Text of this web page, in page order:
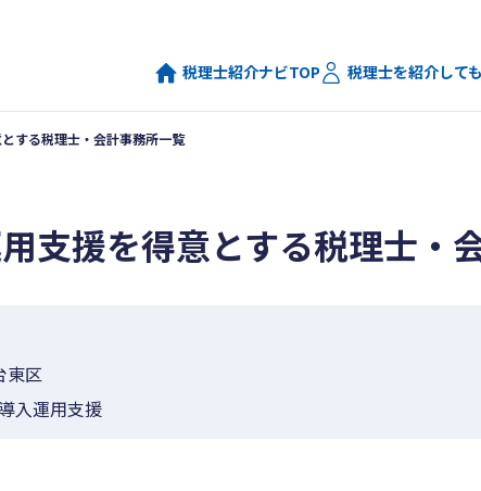
税理士紹介ナビTOP 税理士を紹介して
する税理士・会計事務所一覧
支援を得意とする税理士・
東区
入運用支援